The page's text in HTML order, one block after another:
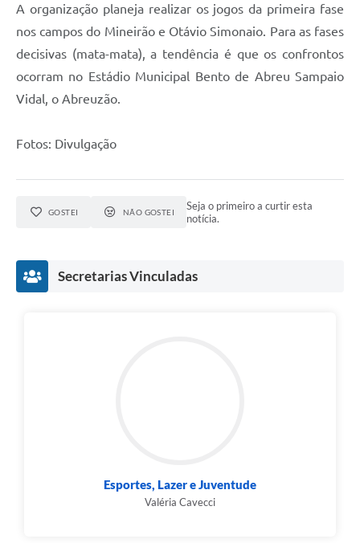
A organização planeja realizar os jogos da primeira fase
nos campos do Mineirão e Otávio Simonaio. Para as fases
decisivas (mata-mata), a tendência é que os confrontos
ocorram no Estádio Municipal Bento de Abreu Sampaio
Vidal, o Abreuzão.
Fotos: Divulgação
GOSTEI NÃO GOSTEI
Seja o primeiro a curtir esta
notícia.
Secretarias Vinculadas
Esportes, Lazer e Juventude
Valéria Cavecci